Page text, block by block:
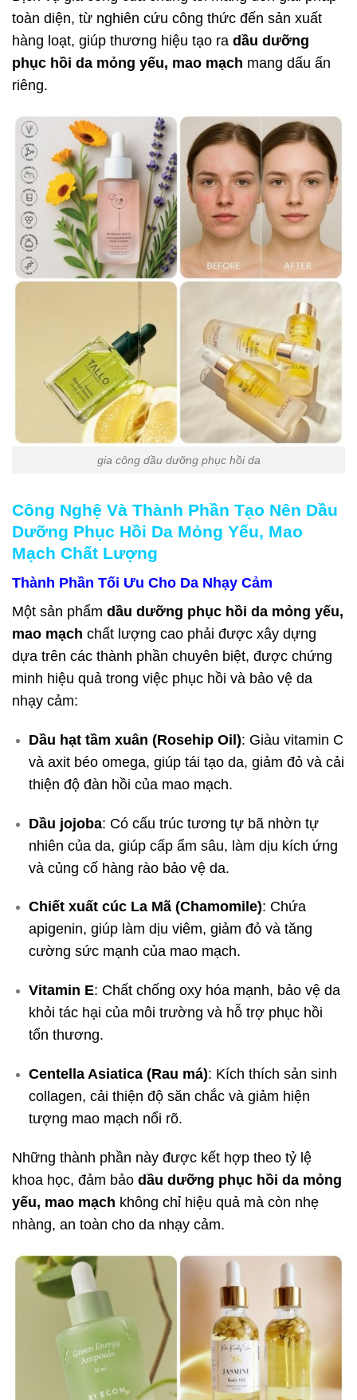
toàn diện, từ nghiên cứu công thức đến sản xuất
hàng loạt, giúp thương hiệu tạo ra dầu dưỡng
phục hồi da mỏng yếu, mao mạch mang dấu ấn
riêng.
gia công dầu dưỡng phục hồi da
Công Nghệ Và Thành Phần Tạo Nên Dầu
Dưỡng Phục Hồi Da Mỏng Yếu, Mao
Mạch Chất Lượng
Thành Phần Tối Ưu Cho Da Nhạy Cảm
Một sản phẩm dầu dưỡng phục hồi da mỏng yếu,
mao mạch chất lượng cao phải được xây dựng
dựa trên các thành phần chuyên biệt, được chứng
minh hiệu quả trong việc phục hồi và bảo vệ da
nhạy cảm:
Dầu hạt tầm xuân (Rosehip Oil): Giàu vitamin C
và axit béo omega, giúp tái tạo da, giảm đỏ và cải
thiện độ đàn hồi của mao mạch.
Dầu jojoba: Có cấu trúc tương tự bã nhờn tự
nhiên của da, giúp cấp ẩm sâu, làm dịu kích ứng
và củng cố hàng rào bảo vệ da.
Chiết xuất cúc La Mã (Chamomile): Chứa
apigenin, giúp làm dịu viêm, giảm đỏ và tăng
cường sức mạnh của mao mạch.
Vitamin E: Chất chống oxy hóa mạnh, bảo vệ da
khỏi tác hại của môi trường và hỗ trợ phục hồi
tổn thương.
Centella Asiatica (Rau má): Kích thích sản sinh
collagen, cải thiện độ săn chắc và giảm hiện
tượng mao mạch nổi rõ.
Những thành phần này được kết hợp theo tỷ lệ
khoa học, đảm bảo dầu dưỡng phục hồi da mỏng
yếu, mao mạch không chỉ hiệu quả mà còn nhẹ
nhàng, an toàn cho da nhạy cảm.